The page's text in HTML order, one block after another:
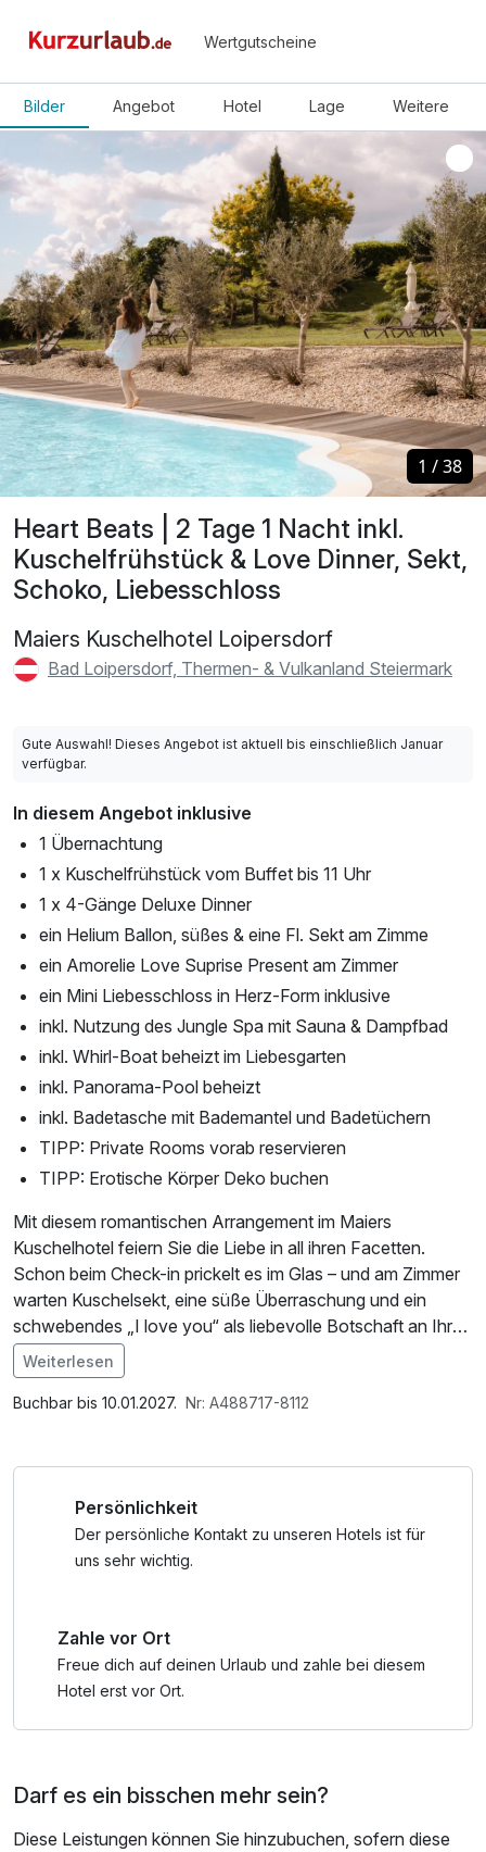
Wertgutscheine
Bilder Angebot Hotel Lage Weitere
Heart Beats | 2 Tage 1 Nacht inkl.
Kuschelfrühstück & Love Dinner, Sekt,
Schoko, Liebesschloss
Maiers Kuschelhotel Loipersdorf
Bad Loipersdorf, Thermen- & Vulkanland Steiermark
1 /38
1 /38
Gute Auswahl! Dieses Angebot ist aktuell bis einschließlich Januar
verfügbar.
In diesem Angebot inklusive
1 Übernachtung
1 x Kuschelfrühstück vom Buffet bis 11 Uhr
1 x 4-Gänge Deluxe Dinner
ein Helium Ballon, süßes & eine Fl. Sekt am Zimme
ein Amorelie Love Suprise Present am Zimmer
ein Mini Liebesschloss in Herz-Form inklusive
inkl. Nutzung des Jungle Spa mit Sauna & Dampfbad
inkl. Whirl-Boat beheizt im Liebesgarten
inkl. Panorama-Pool beheizt
inkl. Badetasche mit Bademantel und Badetüchern
TIPP: Private Rooms vorab reservieren
TIPP: Erotische Körper Deko buchen
Mit diesem romantischen Arrangement im Maiers
Kuschelhotel feiern Sie die Liebe in all ihren Facetten.
Schon beim Check-in prickelt es im Glas – und am Zimmer
warten Kuschelsekt, eine süße Überraschung und ein
schwebendes „I love you“ als liebevolle Botschaft an Ihre
gemeinsame Zeit.
Genießen Sie ein ausgedehntes Kuschelfrühstück bis 11
ein bleibendes Zeichen Ihrer Verbundenheit.
Abgerundet wird Ihre Auszeit durch eine sinnliche Love
Details, die Großes bewirken.
Im Angebot enthalten
1 x Welcome Drink, Saunabenutzung, Saunatuch,
Weiterlesen
Buchbar bis 10.01.2027. Nr: A488717-8112
Persönlichkeit
Der persönliche Kontakt zu unseren Hotels ist für
uns sehr wichtig.
Zahle vor Ort
Freue dich auf deinen Urlaub und zahle bei diesem
Hotel erst vor Ort.
Darf es ein bisschen mehr sein?
Diese Leistungen können Sie hinzubuchen, sofern diese